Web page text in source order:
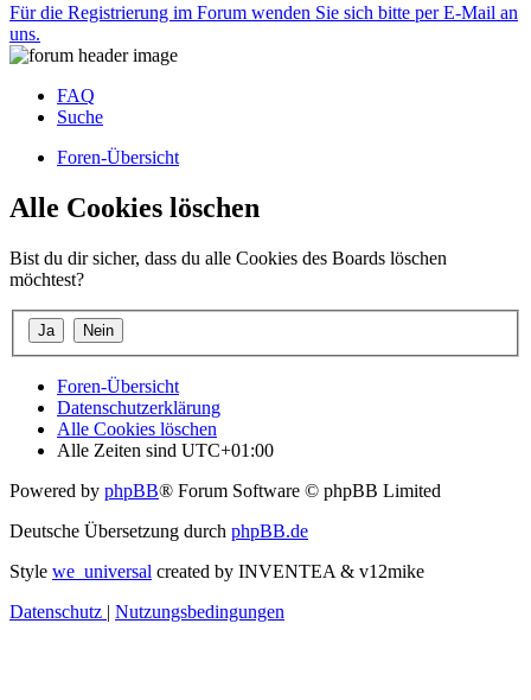
Für die Registrierung im Forum wenden Sie sich bitte per E-Mail an
uns.
FAQ
Suche
Foren-Übersicht
Alle Cookies löschen
Bist du dir sicher, dass du alle Cookies des Boards löschen
möchtest?
Foren-Übersicht
Datenschutzerklärung
Alle Cookies löschen
Alle Zeiten sind UTC+01:00
Powered by phpBB® Forum Software © phpBB Limited
Deutsche Übersetzung durch phpBB.de
Style we_universal created by INVENTEA & v12mike
Datenschutz | Nutzungsbedingungen